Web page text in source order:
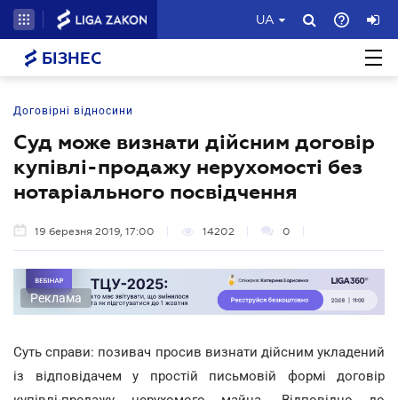
UA
БІЗНЕС
Договірні відносини
Суд може визнати дійсним договір
купівлі-продажу нерухомості без
нотаріального посвідчення
19 березня 2019, 17:00 14202 0
Реклама
Суть справи: позивач просив визнати дійсним укладений
із відповідачем у простій письмовій формі договір